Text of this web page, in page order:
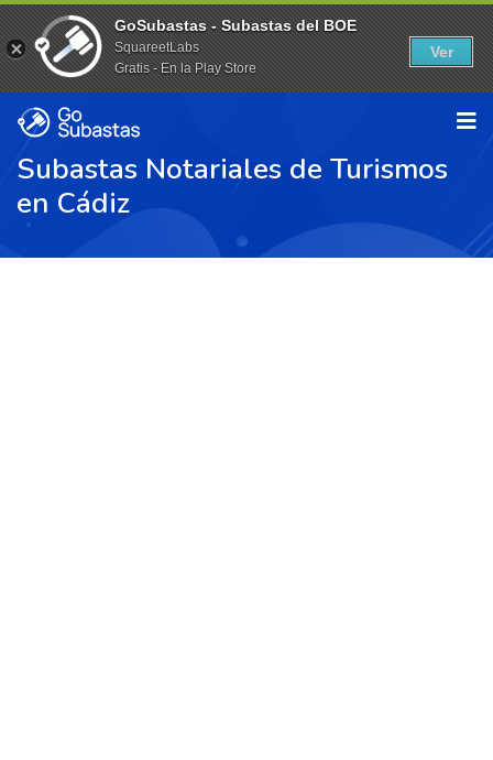
Subastas Notariales de Turismos
en Cádiz
GoSubastas - Subastas del BOE
SquareetLabs
Gratis - En la Play Store
Ver